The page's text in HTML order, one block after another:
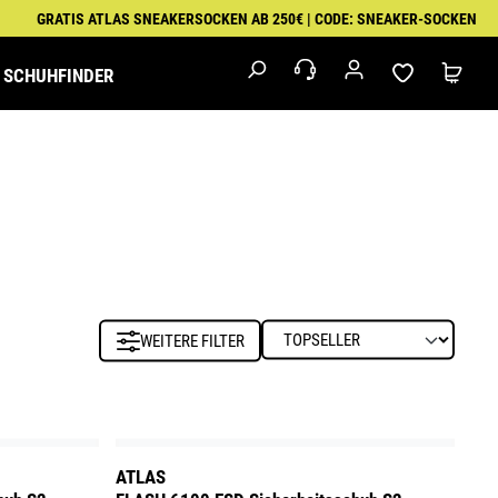
GRATIS ATLAS SNEAKERSOCKEN AB 250€ | CODE: SNEAKER-SOCKEN
SCHUHFINDER
WEITERE FILTER
ATLAS